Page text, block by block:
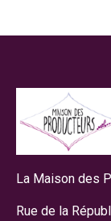
La Maison des
Rue de la